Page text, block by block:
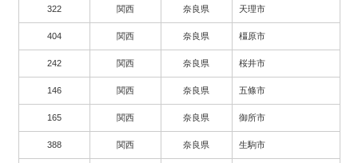
322 関西 奈良県 天理市
404 関西 奈良県 橿原市
242 関西 奈良県 桜井市
146 関西 奈良県 五條市
165 関西 奈良県 御所市
388 関西 奈良県 生駒市